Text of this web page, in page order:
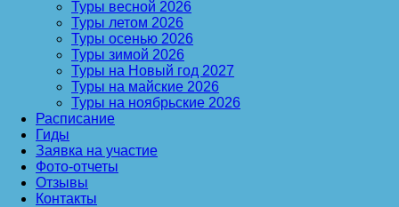
Туры весной 2026
Туры летом 2026
Туры осенью 2026
Туры зимой 2026
Туры на Новый год 2027
Туры на майские 2026
Туры на ноябрьские 2026
Расписание
Гиды
Заявка на участие
Фото-отчеты
Отзывы
Контакты